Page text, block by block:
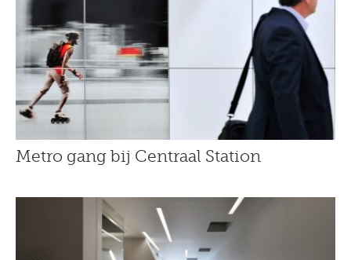
Metro gang bij Centraal Station